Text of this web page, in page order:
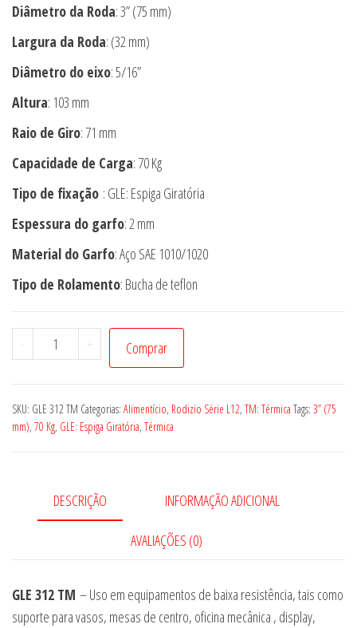
Diâmetro da Roda: 3” (75 mm)
Largura da Roda: (32 mm)
Diâmetro do eixo: 5/16”
Altura: 103 mm
Raio de Giro: 71 mm
Capacidade de Carga: 70 Kg
Tipo de fixação : GLE: Espiga Giratória
Espessura do garfo: 2 mm
Material do Garfo: Aço SAE 1010/1020
Tipo de Rolamento: Bucha de teflon
-
Rodízio
GLE
TM
quantidade
+ Comprar
SKU: GLE 312 TM Categorias: Alimentício, Rodizio Série L12, TM: Térmica Tags: 3” (75
mm), 70 Kg, GLE: Espiga Giratória, Térmica
DESCRIÇÃO INFORMAÇÃO ADICIONAL
AVALIAÇÕES (0)
GLE 312 TM – Uso em equipamentos de baixa resistência, tais como
suporte para vasos, mesas de centro, oficina mecânica , display,